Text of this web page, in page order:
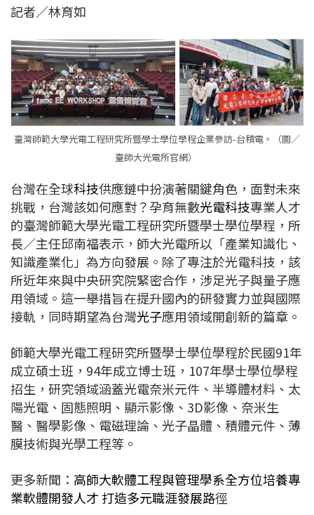
c
b
o
o
k
n
a
d
s
e
d
I
n
L
i
n
k
記者／林育如
臺灣師範大學光電工程研究所暨學士學位學程企業參訪-台積電。（圖／
臺師大光電所官網）
台灣在全球科技供應鏈中扮演著關鍵角色，面對未來
挑戰，台灣該如何應對？孕育無數光電科技專業人才
的臺灣師範大學光電工程研究所暨學士學位學程，所
長／主任邱南福表示，師大光電所以「產業知識化、
知識產業化」為方向發展。除了專注於光電科技，該
所近年來與中央研究院緊密合作，涉足光子與量子應
用領域。這一舉措旨在提升國內的研發實力並與國際
接軌，同時期望為台灣光子應用領域開創新的篇章。
師範大學光電工程研究所暨學士學位學程於民國91年
成立碩士班，94年成立博士班，107年學士學位學程
招生，研究領域涵蓋光電奈米元件、半導體材料、太
陽光電、固態照明、顯示影像、3D影像、奈米生
醫、醫學影像、電磁理論、光子晶體、積體元件、薄
膜技術與光學工程等。
更多新聞： 高師大軟體工程與管理學系全方位培養專
業軟體開發人才 打造多元職涯發展路徑